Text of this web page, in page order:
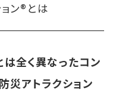
ン®とは
全く異なったコン
災アトラクション